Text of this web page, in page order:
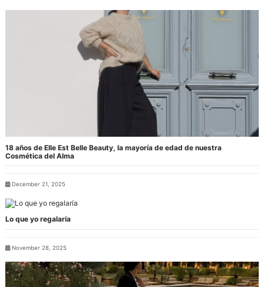
18 años de Elle Est Belle Beauty, la mayoría de edad de nuestra
Cosmética del Alma
December 21, 2025
Lo que yo regalaría
November 28, 2025